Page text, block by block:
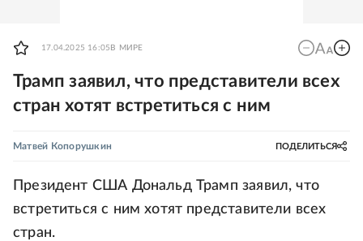
17.04.2025 16:05 В МИРЕ
Трамп заявил, что представители всех
стран хотят встретиться с ним
Матвей Копорушкин ПОДЕЛИТЬСЯ
Президент США Дональд Трамп заявил, что
встретиться с ним хотят представители всех
стран.